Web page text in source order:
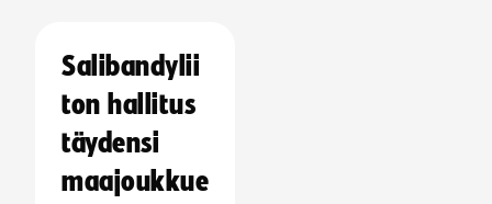
Salibandylii
ton hallitus
täydensi
maajoukkue